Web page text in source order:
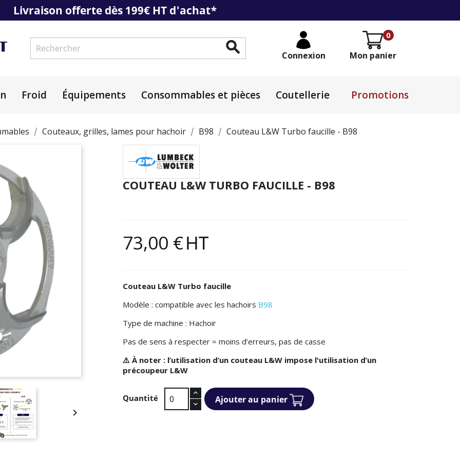
Livraison offerte dès 199€ HT d'achat*
0
Mon panier
 Connexion
Froid Équipements Consommables et pièces Coutellerie Promotions
Couteaux, grilles, lames pour hachoir B98 Couteau L&W Turbo faucille - B98

COUTEAU L&W TURBO FAUCILLE - B98
73,00 €HT
Couteau L&W Turbo faucille
Modèle : compatible avec les hachoirs B98
Type de machine : Hachoir
Pas de sens à respecter = moins d’erreurs, pas de casse
⚠️ À noter : l’utilisation d’un couteau L&W impose l'utilisation d’un
précoupeur L&W
Quantité Ajouter au panier